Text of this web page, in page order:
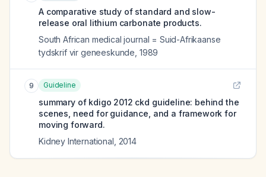
A comparative study of standard and slow-
release oral lithium carbonate products.
South African medical journal = Suid-Afrikaanse
tydskrif vir geneeskunde 1989
9 Guideline
summary of kdigo 2012 ckd guideline: behind the
scenes, need for guidance, and a framework for
moving forward.
Kidney International 2014